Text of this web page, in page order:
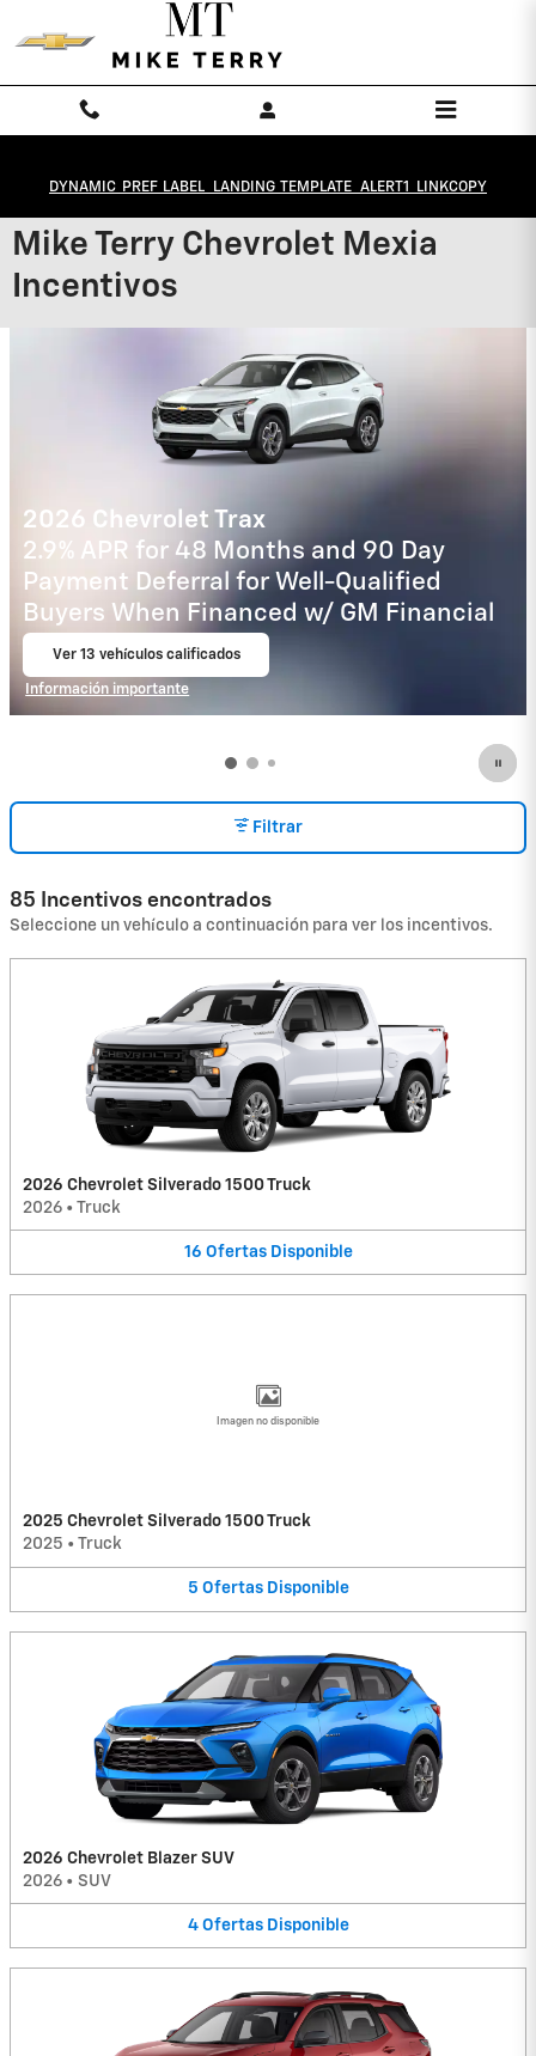
Saltar al contenido principal
DYNAMIC_PREF_LABEL_LANDING_TEMPLATE_ALERT1_LINKCOPY
Mike Terry Chevrolet Mexia
Incentivos
2026 Chevrolet Suburban
5.9% APR for 60 Months and 90 Day
Payment Deferral for Well-Qualified
Buyers When Financed w/ GM Financial
Ver 1 vehículos calificados
Información importante
Filtrar
85 Incentivos encontrados
Seleccione un vehículo a continuación para ver los incentivos.
2026 Chevrolet Silverado 1500 Truck
2026 • Truck
16 Ofertas Disponible
Imagen no disponible
2025 Chevrolet Silverado 1500 Truck
2025 • Truck
5 Ofertas Disponible
2026 Chevrolet Blazer SUV
2026 • SUV
4 Ofertas Disponible